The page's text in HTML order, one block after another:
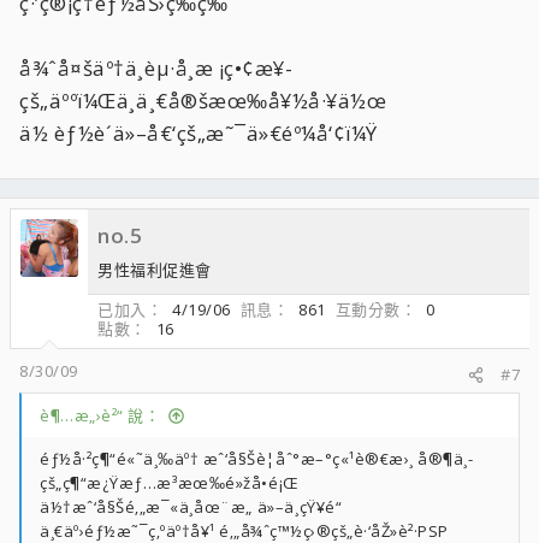
å¾ˆå¤šäº†ä¸èµ·å­¸æ ¡ç•¢æ¥­
çš„äººï¼Œä¸ä¸€å®šæœ‰å¥½å·¥ä½œ
ä½ èƒ½è´ä»–å€‘çš„æ˜¯ä»€éº¼å‘¢ï¼Ÿ
no.5
男性福利促進會
已加入
4/19/06 訊息 861 互動分數
0
點數
16
8/30/09
#7
è¶…æ„›è²“ 說：
éƒ½å·²ç¶“é«˜ä¸‰äº† æˆ‘å§Šè¦åˆ°æ–°ç«¹è®€æ›¸ å®¶ä¸­
çš„ç¶“æ¿Ÿæƒ…æ³æœ‰é»žå•é¡Œ
ä½†æˆ‘å§Šé‚„æ¯«ä¸åœ¨æ„ ä»–ä¸çŸ¥é“
ä¸€äº›éƒ½æ˜¯ç‚ºäº†å¥¹ é‚„å¾ˆç™½ç›®çš„è·‘åŽ»è²·PSP